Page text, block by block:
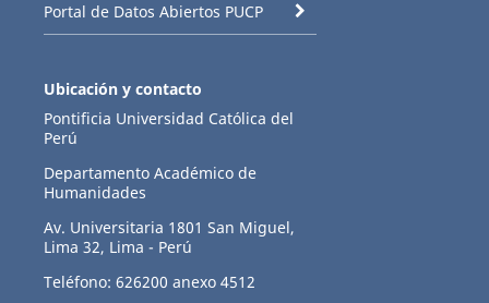
Portal de Datos Abiertos PUCP
Ubicación y contacto
Pontificia Universidad Católica del
Perú
Departamento Académico de
Humanidades
Av. Universitaria 1801 San Miguel,
Lima 32, Lima - Perú
Teléfono: 626200 anexo 4512